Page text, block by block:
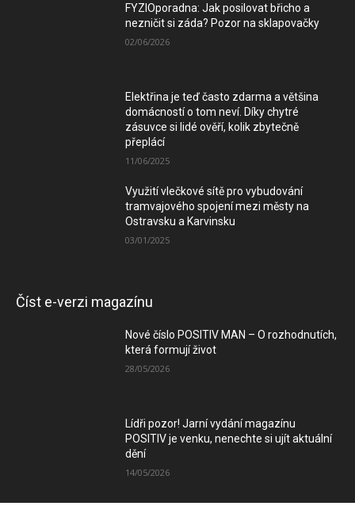
FYZIOporadna: Jak posilovat břicho a
nezničit si záda? Pozor na sklapovačky
02/06/2026
Elektřina je teď často zdarma a většina
domácností o tom neví. Díky chytré
zásuvce si lidé ověří, kolik zbytečně
přeplácí
11/06/2025
Využití vlečkové sítě pro vybudování
tramvajového spojení mezi městy na
Ostravsku a Karvinsku
03/01/2025
Číst e-verzi magazínu
Nové číslo POSITIV MAN – O rozhodnutích,
která formují život
28/05/2026
Lídři pozor! Jarní vydání magazínu
POSITIV je venku, nenechte si ujít aktuální
dění
14/05/2026